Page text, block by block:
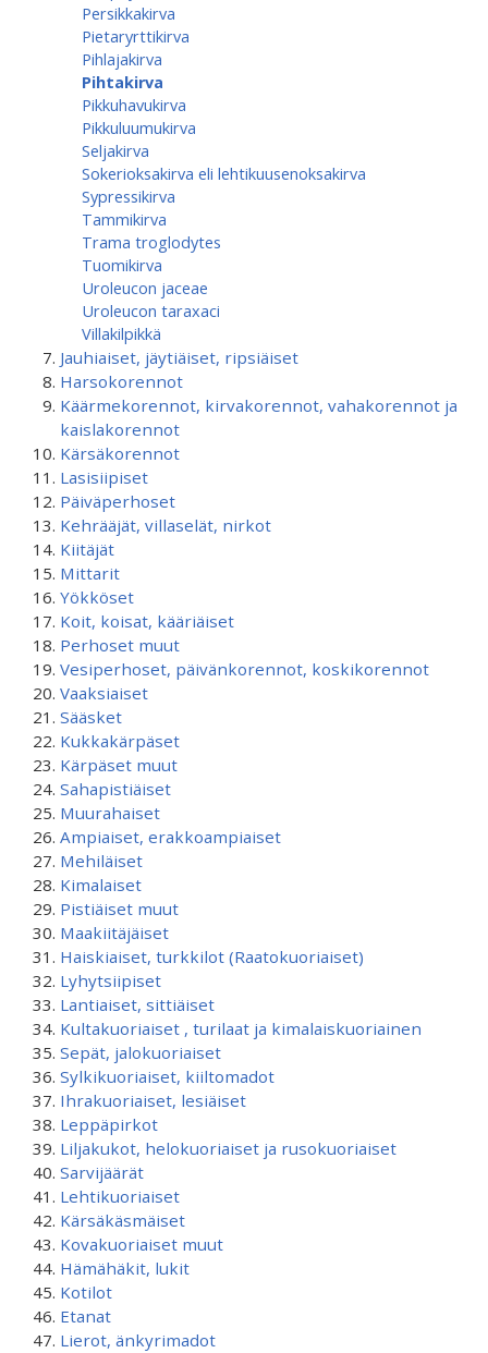
Persikkakirva
Pietaryrttikirva
Pihlajakirva
Pihtakirva
Pikkuhavukirva
Pikkuluumukirva
Seljakirva
Sokerioksakirva eli lehtikuusenoksakirva
Sypressikirva
Tammikirva
Trama troglodytes
Tuomikirva
Uroleucon jaceae
Uroleucon taraxaci
Villakilpikkä
Jauhiaiset, jäytiäiset, ripsiäiset
Harsokorennot
Käärmekorennot, kirvakorennot, vahakorennot ja
kaislakorennot
Kärsäkorennot
Lasisiipiset
Päiväperhoset
Kehrääjät, villaselät, nirkot
Kiitäjät
Mittarit
Yökköset
Koit, koisat, kääriäiset
Perhoset muut
Vesiperhoset, päivänkorennot, koskikorennot
Vaaksiaiset
Sääsket
Kukkakärpäset
Kärpäset muut
Sahapistiäiset
Muurahaiset
Ampiaiset, erakkoampiaiset
Mehiläiset
Kimalaiset
Pistiäiset muut
Maakiitäjäiset
Haiskiaiset, turkkilot (Raatokuoriaiset)
Lyhytsiipiset
Lantiaiset, sittiäiset
Kultakuoriaiset , turilaat ja kimalaiskuoriainen
Sepät, jalokuoriaiset
Sylkikuoriaiset, kiiltomadot
Ihrakuoriaiset, lesiäiset
Leppäpirkot
Liljakukot, helokuoriaiset ja rusokuoriaiset
Sarvijäärät
Lehtikuoriaiset
Kärsäkäsmäiset
Kovakuoriaiset muut
Hämähäkit, lukit
Kotilot
Etanat
Lierot, änkyrimadot